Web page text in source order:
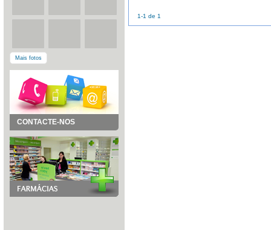
Mais fotos
CONTACTE-NOS
1-1 de 1